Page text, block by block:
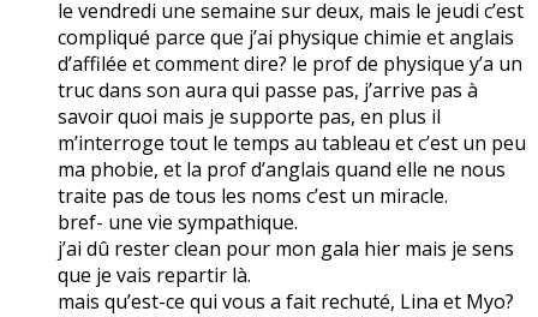
le vendredi une semaine sur deux, mais le jeudi c’est
compliqué parce que j’ai physique chimie et anglais
d’affilée et comment dire? le prof de physique y’a un
truc dans son aura qui passe pas, j’arrive pas à
savoir quoi mais je supporte pas, en plus il
m’interroge tout le temps au tableau et c’est un peu
ma phobie, et la prof d’anglais quand elle ne nous
traite pas de tous les noms c’est un miracle.
bref- une vie sympathique.
j’ai dû rester clean pour mon gala hier mais je sens
que je vais repartir là.
mais qu’est-ce qui vous a fait rechuté, Lina et Myo?